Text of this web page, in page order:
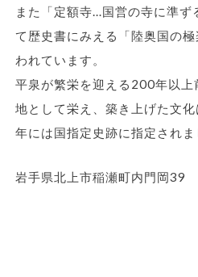
また「定額寺…国営の寺に準ず
て歴史書にみえる「陸奥国の
われています。
平泉が繁栄を迎える200年以上
地として栄え、築き上げた文
年には国指定史跡に指定されま
岩手県北上市稲瀬町内門岡39